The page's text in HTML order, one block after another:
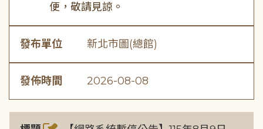
便，敬請見諒。
發布單位 新北市圖(總館)
發佈時間 2026-08-08